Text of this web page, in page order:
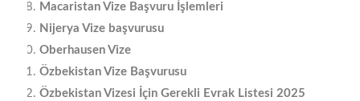
Macaristan Vize Başvuru İşlemleri
Nijerya Vize başvurusu
Oberhausen Vize
Özbekistan Vize Başvurusu
Özbekistan Vizesi İçin Gerekli Evrak Listesi 2025